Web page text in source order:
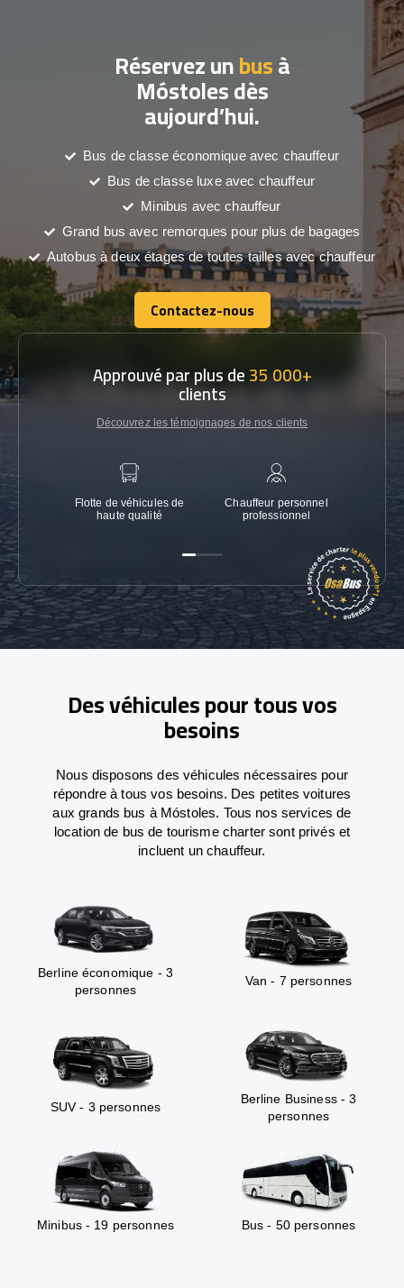
Réservez unbusà
Móstoles dès
aujourd’hui.
Bus de classe économique avec chauffeur
Bus de classe luxe avec chauffeur
Minibus avec chauffeur
Grand bus avec remorques pour plus de bagages
Autobus à deux étages de toutes tailles avec chauffeur
Contactez-nous
Contactez-nous
Approuvé par plus de35 000+
clients
Découvrez les témoignages de nos clients
Flotte de véhicules de
haute qualité
Chauffeur personnel
professionnel
Des véhicules pour tous vos
besoins
Nous disposons des véhicules nécessaires pour
répondre à tous vos besoins. Des petites voitures
aux grands bus à Móstoles. Tous nos services de
location de bus de tourisme charter sont privés et
incluent un chauffeur.
Berline économique - 3
personnes
Van - 7 personnes
SUV - 3 personnes
Berline Business - 3
personnes
Minibus - 19 personnes Bus - 50 personnes